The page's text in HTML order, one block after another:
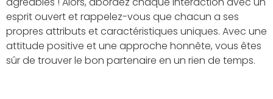
esprit ouvert et rappelez-vous que chacun a ses
propres attributs et caractéristiques uniques. Avec une
attitude positive et une approche honnête, vous êtes
sûr de trouver le bon partenaire en un rien de temps.